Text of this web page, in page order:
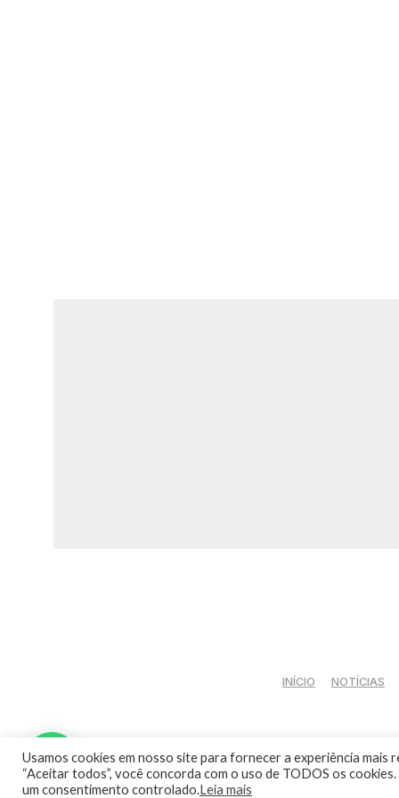
INÍCIO NOTÍCIAS
Usamos cookies em nosso site para fornecer a experiência
“Aceitar todos”, você concorda com o uso de TODOS os
um consentimento controlado.Leia mais